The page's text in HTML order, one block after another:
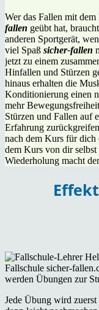
Wer das Fallen mit
fallen geübt hat,
anderen Sportgerät,
viel Spaß sicher-fallen
jetzt zu einem
Hinfallen und Stürzen
hinaus erhalten die
Konditionierung einen
mehr
Stürzen und Fallen auf
Erfahrung
nach dem Kurs für dich
dem Kurs von dir
Wiederholung macht
Jede Übung wird zuerst